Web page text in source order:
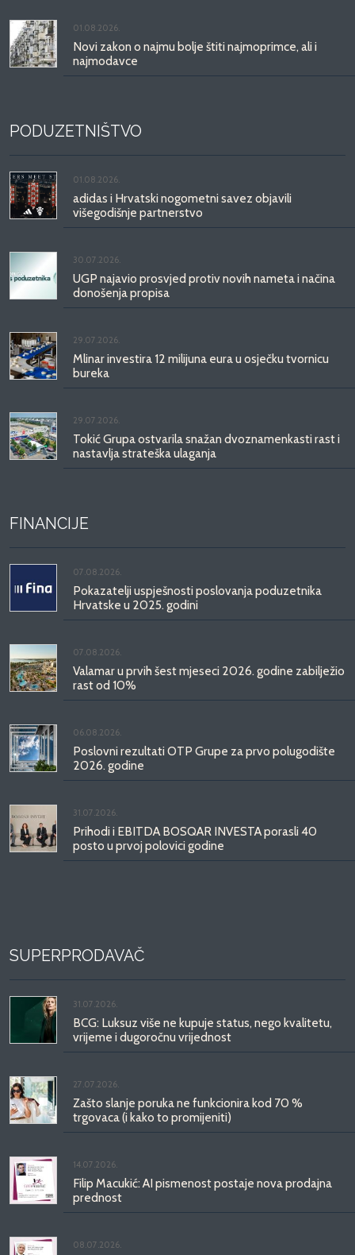
01.08.2026.
Novi zakon o najmu bolje štiti najmoprimce, ali i
najmodavce
PODUZETNIŠTVO
01.08.2026.
adidas i Hrvatski nogometni savez objavili
višegodišnje partnerstvo
30.07.2026.
UGP najavio prosvjed protiv novih nameta i načina
donošenja propisa
29.07.2026.
Mlinar investira 12 milijuna eura u osječku tvornicu
bureka
29.07.2026.
Tokić Grupa ostvarila snažan dvoznamenkasti rast i
nastavlja strateška ulaganja
FINANCIJE
07.08.2026.
Pokazatelji uspješnosti poslovanja poduzetnika
Hrvatske u 2025. godini
07.08.2026.
Valamar u prvih šest mjeseci 2026. godine zabilježio
rast od 10%
06.08.2026.
Poslovni rezultati OTP Grupe za prvo polugodište
2026. godine
31.07.2026.
Prihodi i EBITDA BOSQAR INVESTA porasli 40
posto u prvoj polovici godine
SUPERPRODAVAČ
31.07.2026.
BCG: Luksuz više ne kupuje status, nego kvalitetu,
vrijeme i dugoročnu vrijednost
27.07.2026.
Zašto slanje poruka ne funkcionira kod 70 %
trgovaca (i kako to promijeniti)
14.07.2026.
Filip Macukić: AI pismenost postaje nova prodajna
prednost
08.07.2026.